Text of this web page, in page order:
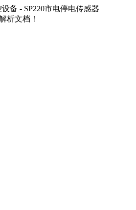
备 - SP220市电停电传感器
析文档！